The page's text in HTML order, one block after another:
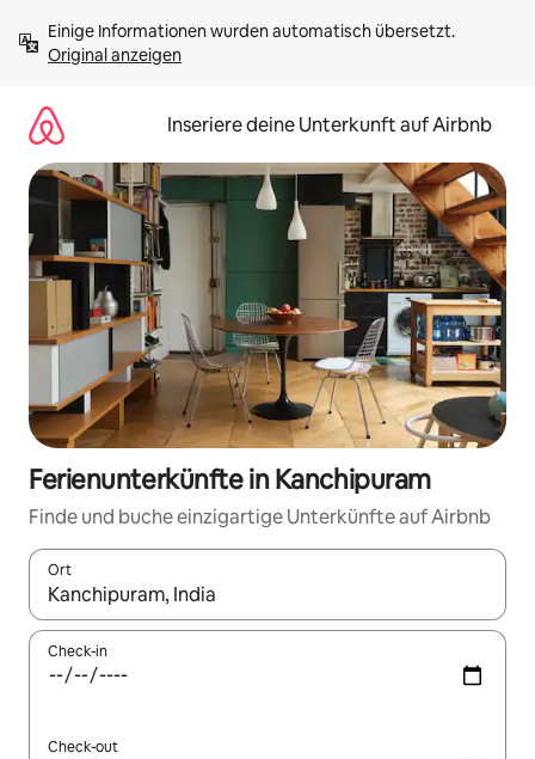
Inhalten
springenOriginal anzeigen
Inseriere deine Unterkunft auf Airbnb
Ferienunterkünfte in Kanchipuram
Finde und buche einzigartige Unterkünfte auf Airbnb
Ort
Wenn Ergebnisse verfügbar sind, navigiere mit den
Check-in
Check-out